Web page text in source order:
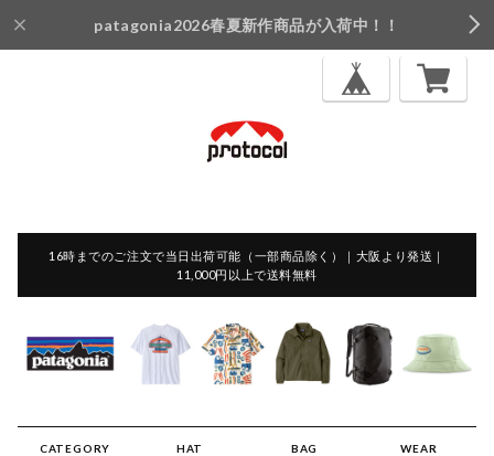
patagonia2026春夏新作商品が入荷中！！
16時までのご注文で当日出荷可能（一部商品除く）｜大阪より発送｜
11,000円以上で送料無料
CATEGORY HAT BAG WEAR